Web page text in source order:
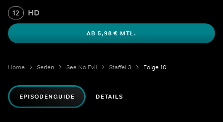
12 HD
AB 5,98 € MTL.
Home Serien See No Evil Staffel 3 Folge 10
EPISODENGUIDE DETAILS